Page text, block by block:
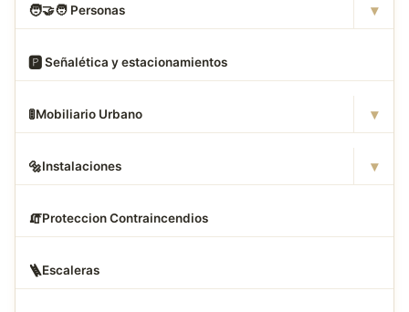
🧑‍🤝‍🧑 Personas ▾
🅿️ Señalética y estacionamientos
🚦Mobiliario Urbano ▾
🔩Instalaciones ▾
🧯Proteccion Contraincendios
🪜Escaleras